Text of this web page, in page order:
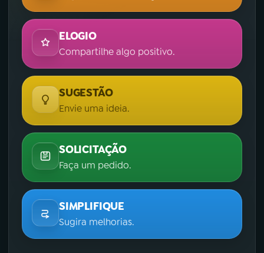
ELOGIO
Compartilhe algo positivo.
SUGESTÃO
Envie uma ideia.
SOLICITAÇÃO
Faça um pedido.
SIMPLIFIQUE
Sugira melhorias.